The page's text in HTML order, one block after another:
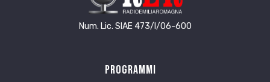
Num. Lic. SIAE 473/I/06-600
Programmi